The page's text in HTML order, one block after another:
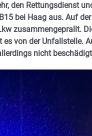
den Rettungsdienst
bei Haag aus. Auf
zusammengeprallt.
es von der Unfallstelle.
nicht